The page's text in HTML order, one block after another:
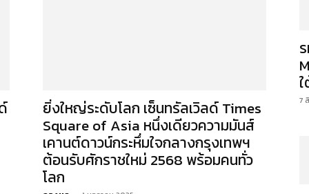
ยิ่งใหญ่ระดับโลก เซ็นทรัลเวิลด์ Times
Square of Asia หนึ่งเดียวความมันส์
เคานต์ดาวน์กระหึ่มใจกลางกรุงเทพฯ
ต้อนรับศักราชใหม่ 2568 พร้อมคนทั่ว
โลก
7